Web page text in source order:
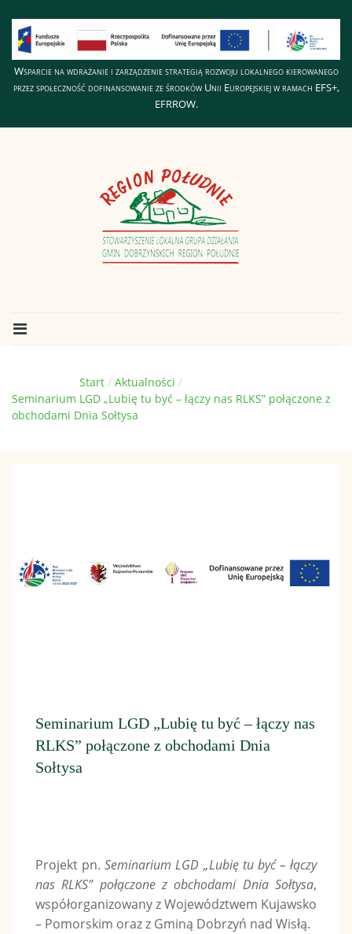
Wsparcie na wdrażanie i zarządzenie strategią rozwoju lokalnego kierowanego
przez społeczność dofinansowanie ze środków Unii Europejskiej w ramach EFS+,
EFRROW.
Start
Aktualności
Seminarium LGD „Lubię tu być – łączy nas RLKS” połączone z
obchodami Dnia Sołtysa
Seminarium LGD „Lubię tu być – łączy nas
RLKS” połączone z obchodami Dnia
Sołtysa
Projekt pn.Seminarium LGD „Lubię tu być – łączy
nas RLKS” połączone z obchodami Dnia Sołtysa,
współorganizowany z Województwem Kujawsko
– Pomorskim oraz z Gminą Dobrzyń nad Wisłą.